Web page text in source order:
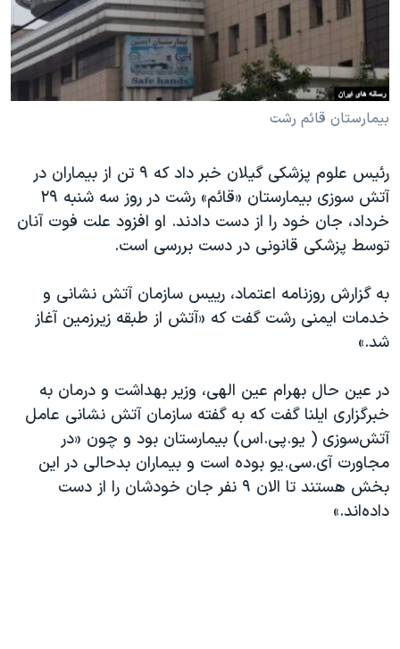
فرهنگ و زندگی
حقوق شهروندی
اقتصادی
علم و فناوری
گالری عکس
آرشیو پخش زنده
مستندها
انتخابات ریاست جمهوری آمریکا ۲۰۲۴
حمله جمهوری اسلامی به اسرائیل
رمز مهسا
اعتراضات زن، زندگی، آزادی
مجموعه مستندهای دادخواهی
تریبونال مردمی آبان ۹۸
چهل سال گروگان‌گیری
قانون شفافیت دارائی کادر رهبری ایران
اسرائیل در جنگ
نرگس محمدی برنده جایزه نوبل صلح
همایش محافظه‌کاران آمریکا «سی‌پک»
صفحه‌های ویژه
دنبال کنید
بیمارستان قائم رشت
رئیس علوم پزشکی گیلان خبر داد که ۹ تن از بیماران در
آتش سوزی بیمارستان «قائم» رشت در روز سه شنبه ۲۹
خرداد، جان خود را از دست دادند. او افزود علت فوت آنان
توسط پزشکی قانونی در دست بررسی است.
به گزارش روزنامه اعتماد، رییس سازمان آتش نشانی و
خدمات ایمنی رشت گفت که «آتش از طبقه زیرزمین آغاز
شد.»
در عین حال بهرام عین الهی، وزیر بهداشت و درمان به
خبرگزاری ایلنا گفت که به گفته سازمان آتش نشانی عامل
آتش‌سوزی ( یو.پی.اس) بیمارستان بود و چون «در
مجاورت آی.سی.یو بوده است و بیماران بدحالی در این
بخش هستند تا الان ۹ نفر جان خودشان را از دست
داده‌اند.»